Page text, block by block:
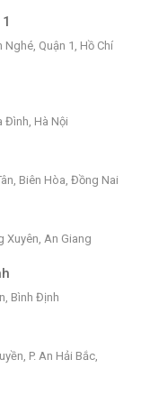
Nghé, Quận 1, Hồ Chí
Đình, Hà Nội
Biên Hòa, Đồng Nai
Xuyên, An Giang
Bình Định
P. An Hải Bắc,